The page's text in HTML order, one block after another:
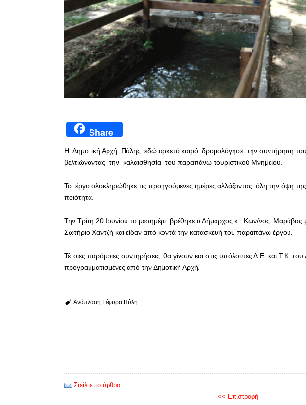
Share
Η Δημοτική Αρχή Πύλης εδώ αρκετό καιρό δρομολόγησε την συντήρηση
βελτιώνοντας την καλαισθησία του παραπάνω τουριστικού Μνημείου.
Το έργο ολοκληρώθηκε τις προηγούμενες ημέρες αλλάζοντας όλη την όψη
ποιότητα.
Την Τρίτη 20 Ιουνίου το μεσημέρι βρέθηκε ο Δήμαρχος κ. Κων/νος Μαράβας
Σωτήριο Χαντζή και είδαν από κοντά την κατασκευή του παραπάνω έργου.
Τέτοιες παρόμοιες συντηρήσεις θα γίνουν και στις υπόλοιπες Δ.Ε. και Τ.Κ.
προγραμματισμένες από την Δημοτική Αρχή.
Ανάπλαση Γέφυρα Πύλη
Στείλτε το άρθρο
<< Επιστροφή